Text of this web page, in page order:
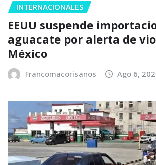
INTERNACIONALES
EEUU suspende
aguacate por alerta de
México
Francomacorisanos Ago 6,